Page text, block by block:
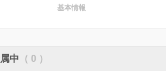
基本情報
中 （ 0 ）